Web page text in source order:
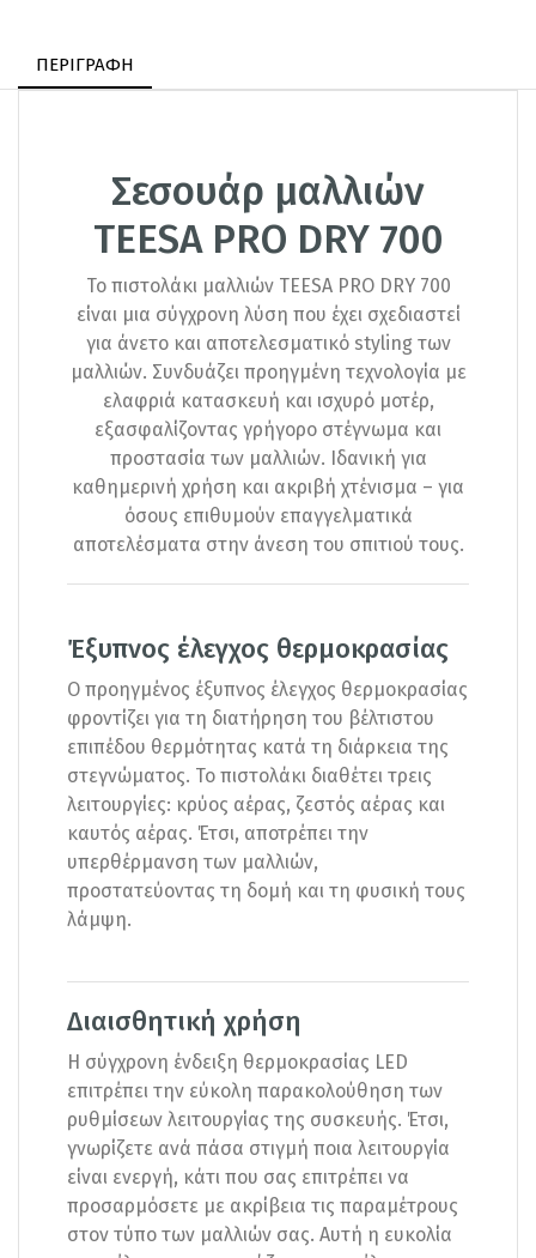
ΠΕΡΙΓΡΑΦΉ
Σεσουάρ μαλλιών
TEESA PRO DRY 700
To πιστολάκι μαλλιών TEESA PRO DRY 700
είναι μια σύγχρονη λύση που έχει σχεδιαστεί
για άνετο και αποτελεσματικό styling των
μαλλιών. Συνδυάζει προηγμένη τεχνολογία με
ελαφριά κατασκευή και ισχυρό μοτέρ,
εξασφαλίζοντας γρήγορο στέγνωμα και
προστασία των μαλλιών. Ιδανική για
καθημερινή χρήση και ακριβή χτένισμα – για
όσους επιθυμούν επαγγελματικά
αποτελέσματα στην άνεση του σπιτιού τους.
Έξυπνος έλεγχος θερμοκρασίας
Ο προηγμένος έξυπνος έλεγχος θερμοκρασίας
φροντίζει για τη διατήρηση του βέλτιστου
επιπέδου θερμότητας κατά τη διάρκεια της
στεγνώματος. Το πιστολάκι διαθέτει τρεις
λειτουργίες: κρύος αέρας, ζεστός αέρας και
καυτός αέρας. Έτσι, αποτρέπει την
υπερθέρμανση των μαλλιών,
προστατεύοντας τη δομή και τη φυσική τους
λάμψη.
Διαισθητική χρήση
Η σύγχρονη ένδειξη θερμοκρασίας LED
επιτρέπει την εύκολη παρακολούθηση των
ρυθμίσεων λειτουργίας της συσκευής. Έτσι,
γνωρίζετε ανά πάσα στιγμή ποια λειτουργία
είναι ενεργή, κάτι που σας επιτρέπει να
προσαρμόσετε με ακρίβεια τις παραμέτρους
στον τύπο των μαλλιών σας. Αυτή η ευκολία